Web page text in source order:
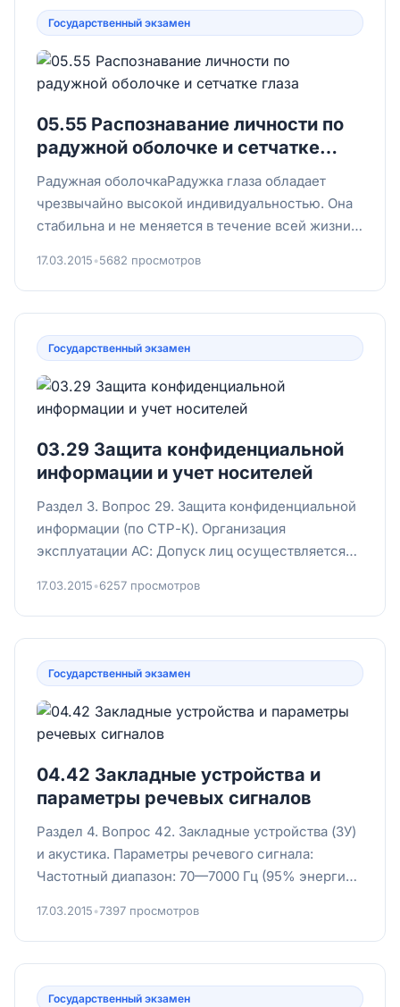
Государственный экзамен
05.55 Распознавание личности по
радужной оболочке и сетчатке
глаза
Радужная оболочкаРадужка глаза обладает
чрезвычайно высокой индивидуальностью. Она
стабильна и не меняется в течение всей жизни.
17.03.2015•5682 просмотров
Государственный экзамен
03.29 Защита конфиденциальной
информации и учет носителей
Раздел 3. Вопрос 29. Защита конфиденциальной
информации (по СТР-К). Организация
эксплуатации АС: Допуск лиц осуществляется
17.03.2015•6257 просмотров
Государственный экзамен
04.42 Закладные устройства и
параметры речевых сигналов
Раздел 4. Вопрос 42. Закладные устройства (ЗУ)
и акустика. Параметры речевого сигнала:
Частотный диапазон: 70—7000 Гц (95% энергии
17.03.2015•7397 просмотров
Государственный экзамен